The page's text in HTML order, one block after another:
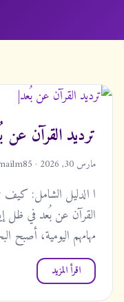
ترديد القرآن عن
مارس 30, 2026 · mahmoudismailm85
ا الدليل الشامل: كيف
القرآن عن بُعد في ظل
مهامهم اليومية، أصبح
اقرأ المزيد